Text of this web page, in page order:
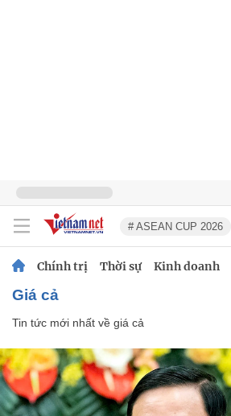
# ASEAN CUP 2026
Chính trị Thời sự Kinh doanh
giá cả
Tin tức mới nhất về giá cả